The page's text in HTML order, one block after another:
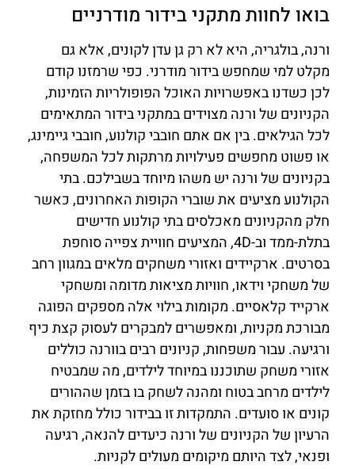
בואו לחוות מתקני בידור מודרניים
ורנה, בולגריה, היא לא רק גן עדן לקונים, אלא גם
מקלט למי שמחפש בידור מודרני. כפי שרמזנו קודם
לכן כשדנו באפשרויות האוכל הפופולריות הזמינות,
הקניונים של ורנה מצוידים במתקני בידור המתאימים
לכל הגילאים. בין אם אתם חובבי קולנוע, חובבי גיימינג,
או פשוט מחפשים פעילויות מרתקות לכל המשפחה,
בקניונים של ורנה יש משהו מיוחד בשבילכם. בתי
הקולנוע מציעים את שוברי הקופות האחרונים, כאשר
חלק מהקניונים מאכלסים בתי קולנוע חדישים
בתלת-ממד וב-4D, המציעים חוויית צפייה סוחפת
בסרטים. ארקיידים ואזורי משחקים מלאים במגוון רחב
של משחקי וידאו, חוויות מציאות מדומה ומשחקי
ארקייד קלאסיים. מקומות בילוי אלה מספקים הפוגה
מבורכת מקניות, ומאפשרים למבקרים לעסוק קצת כיף
ורגיעה. עבור משפחות, קניונים רבים בוורנה כוללים
אזורי משחק שתוכננו במיוחד לילדים, מה שמבטיח
לילדים מרחב בטוח ומהנה לשחק בו בזמן שההורים
קונים או סועדים. התמקדות זו בבידור כולל מחזקת את
הרעיון של הקניונים של ורנה כיעדים להנאה, רגיעה
ופנאי, לצד היותם מיקומים מעולים לקניות.